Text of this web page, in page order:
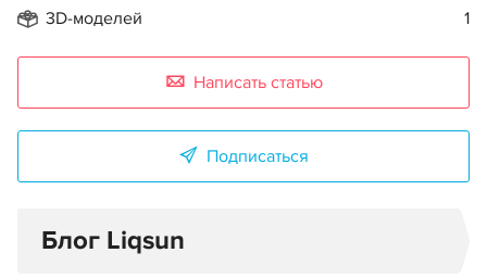
3D-моделей 1
Написать статью
Подписаться
Блог Liqsun